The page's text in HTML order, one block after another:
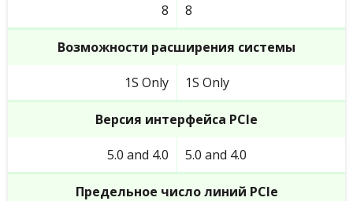
8 8
Возможности расширения системы
1S Only 1S Only
Версия интерфейса PCIe
5.0 and 4.0 5.0 and 4.0
Предельное число линий PCIe